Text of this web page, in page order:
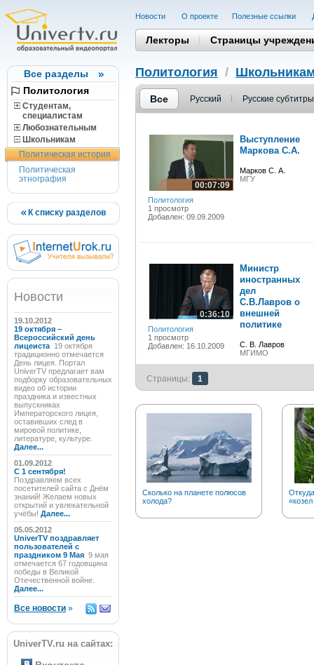
Все разделы
Политология
Студентам,
cпециалистам
Любознательным
Школьникам
Политическая история
Политическая
этнография
К списку разделов
Новости
19.10.2012
19 октября –
Всероссийский день
лицеиста 19 октября
традиционно отмечается
День лицея. Портал
UniverTV предлагает вам
подборку образовательных
видео об истории
праздника и известных
выпускниках
Императорского лицея,
оставивших след в
мировой политике,
литературе, культуре.
Далее...
01.09.2012
C 1 сентября!
Поздравляем всех
посетителей сайта с Днём
знаний! Желаем новых
открытий и увлекательной
учёбы! Далее...
05.05.2012
UniverTV поздравляет
пользователей с
праздником 9 Мая 9 мая
отмечается 67 годовщина
победы в Великой
Отечественной войне.
Далее...
Все новости »
UniverTV.ru на сайтах:
Новости О проекте Полезные cсылки
Лекторы Страницы
Политология /
Все Русский Русские субтитры
00:07:09
Политология
1 просмотр
Добавлен: 09.09.2009
Выступление
Маркова С.А.
Марков С. А.
МГУ
0:36:10
Политология
1 просмотр
Добавлен: 16.10.2009
Министр
иностранных
дел
С.В.Лавров о
внешней
политике
С. В. Лавров
МГИМО
Страницы: 1
Сколько на планете полюсов
холода?